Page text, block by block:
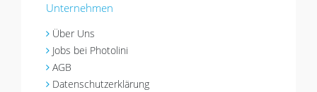
Unternehmen
Über Uns
Jobs bei Photolini
AGB
Datenschutzerklärung